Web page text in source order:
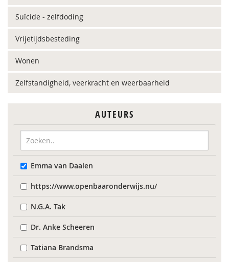
Suïcide - zelfdoding
Vrijetijdsbesteding
Wonen
Zelfstandigheid, veerkracht en weerbaarheid
AUTEURS
Emma van Daalen
https://www.openbaaronderwijs.nu/
N.G.A. Tak
Dr. Anke Scheeren
Tatiana Brandsma